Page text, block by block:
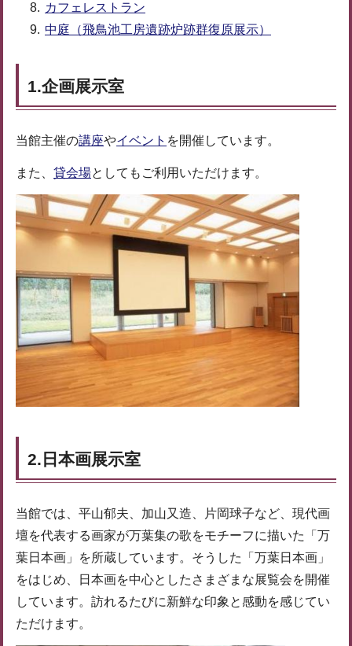
カフェレストラン
中庭（飛鳥池工房遺跡炉跡群復原展示）
1.企画展示室
当館主催の講座やイベント を開催しています。
また、 貸会場としてもご利用いただけます。
2.日本画展示室
当館では、平山郁夫、加山又造、片岡球子など、現代画
壇を代表する画家が万葉集の歌をモチーフに描いた「万
葉日本画」を所蔵しています。そうした「万葉日本画」
をはじめ、日本画を中心としたさまざまな展覧会を開催
しています。訪れるたびに新鮮な印象と感動を感じてい
ただけます。